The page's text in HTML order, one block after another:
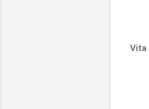
Vita